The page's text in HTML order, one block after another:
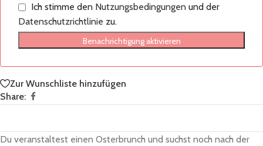
Ich stimme den Nutzungsbedingungen und der
Datenschutzrichtlinie zu.
Benachrichtigung aktivieren
Zur Wunschliste hinzufügen
Share:
Du veranstaltest einen Osterbrunch und suchst noch nach der